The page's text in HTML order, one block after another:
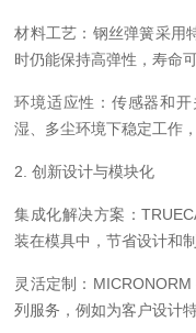
材料工艺：钢丝弹簧采用
时仍能保持高弹性，寿命
环境适应性：传感器和
湿、多尘环境下稳定工作
2. 创新设计与模块化
集成化解决方案：
装在模具中，节省设计和
灵活定制：
列服务，例如为客户设计